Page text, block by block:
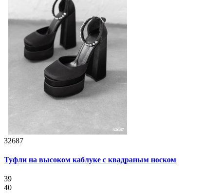
32687
Туфли на высоком каблуке с квадраным носком
39
40